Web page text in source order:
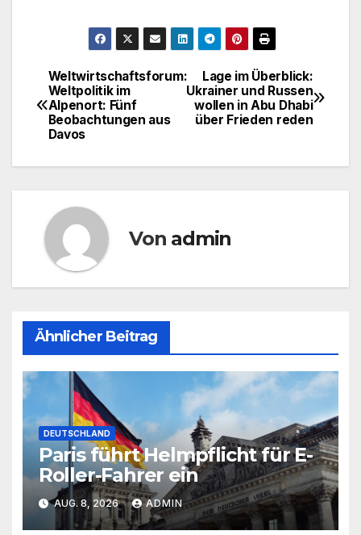
Beitragsnavigation
Lage im Überblick:
Ukrainer und Russen
wollen in Abu Dhabi
über Frieden reden
Weltwirtschaftsforum:
Weltpolitik im
Alpenort: Fünf
Beobachtungen aus
Davos
Von admin
Ähnlicher Beitrag
DEUTSCHLAND
Paris führt Helmpflicht für E-
Roller-Fahrer ein
AUG. 8, 2026 ADMIN